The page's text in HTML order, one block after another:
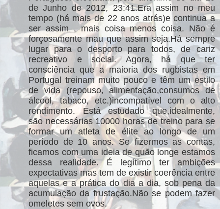
de Junho de 2012, 23:41.Era assim no meu
tempo (há mais de 22 anos atrás)e continua a
ser assim , mais coisa menos coisa. Não é
forçosamente mau que assim seja.Há sempre
lugar para o desporto para todos, de cariz
recreativo e social. Agora, há que ter
consciência que a maioria dos rugbistas em
Portugal treinam muito pouco e têm um estilo
de vida (repouso, alimentação,consumos de
álcool, tabaco, etc.)incompatível com o alto
rendimento. Está estudado que,idealmente,
são necessárias 10000 horas de treino para se
formar um atleta de élite ao longo de um
período de 10 anos. Se fizermos as contas,
ficamos com uma ideia de quão longe estamos
dessa realidade. É legítimo ter ambições
expectativas mas tem de existir coerência entre
aquelas e a prática do dia a dia, sob pena da
acumulação da frustação.Não se podem fazer
omeletes sem ovos.